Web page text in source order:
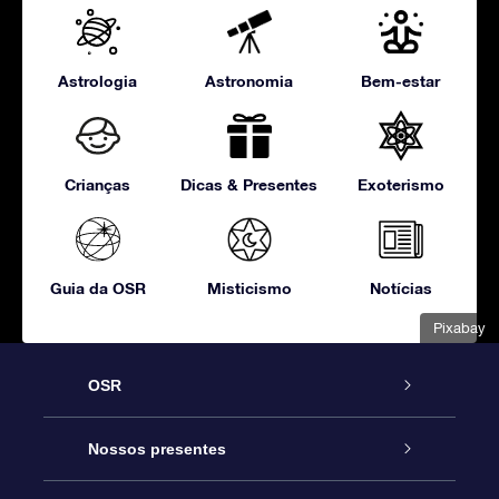
Pixabay
Astrologia Astronomia Bem-estar
Crianças Dicas & Presentes Exoterismo
Guia da OSR Misticismo Notícias
OSR
Serviço
Nossos presentes